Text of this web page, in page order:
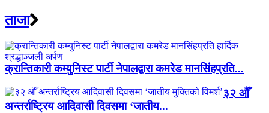
pagination
ताजा
क्रान्तिकारी कम्युनिस्ट पार्टी नेपालद्वारा कमरेड मानसिंहप्रति...
३२ औँ
अन्तर्राष्ट्रिय आदिवासी दिवसमा ‘जातीय...